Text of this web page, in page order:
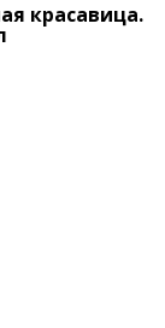
красавица.